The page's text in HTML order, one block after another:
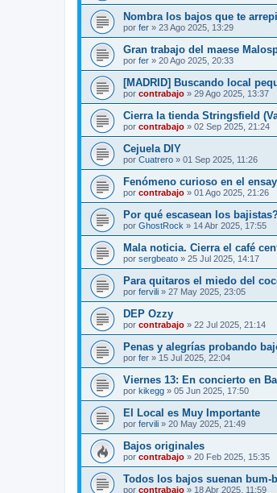
Nombra los bajos que te
por fer » 23 Ago 2025, 13:29
Gran trabajo del maese
por fer » 20 Ago 2025, 20:33
[MADRID] Buscando local
por contrabajo » 29 Ago 2025, 13:37
Cierra la tienda Stringsfield
por contrabajo » 02 Sep 2025, 21:24
Cejuela DIY
por Cuatrero » 01 Sep 2025, 11:26
Fenómeno curioso en el
por contrabajo » 01 Ago 2025, 21:26
Por qué escasean los
por GhostRock » 14 Abr 2025, 17:55
Mala noticia. Cierra el café
por sergbeato » 25 Jul 2025, 14:17
Para quitaros el miedo del
por fervili » 27 May 2025, 23:05
DEP Ozzy
por contrabajo » 22 Jul 2025, 21:14
Penas y alegrías probando
por fer » 15 Jul 2025, 22:04
Viernes 13: En concierto en
por kikegg » 05 Jun 2025, 17:50
El Local es Muy Importante
por fervili » 20 May 2025, 21:49
Bajos originales
por contrabajo » 20 Feb 2025, 15:35
Todos los bajos suenan bum-
por contrabajo » 18 Abr 2025, 11:59